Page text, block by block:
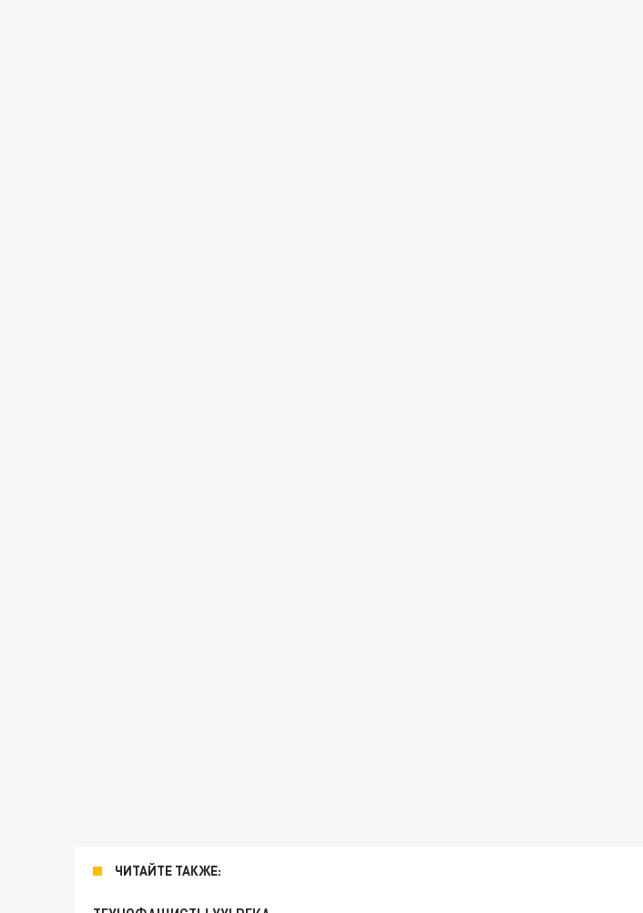
ЧИТАЙТЕ ТАКЖЕ: